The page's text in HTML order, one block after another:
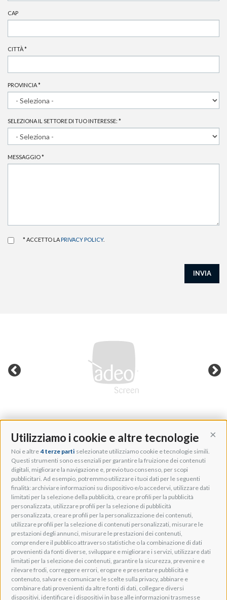
Utilizziamo i cookie e altre tecnologie
Noi e altre 4 terze parti selezionate utilizziamo cookie e tecnologie simili.
Questi strumenti sono essenziali per garantire la fruizione dei contenuti
digitali, migliorare la navigazione e, previo tuo consenso, per scopi
pubblicitari. Ad esempio, potremmo utilizzare i tuoi dati per le seguenti
finalità: archiviare informazioni su dispositivo e/o accedervi, utilizzare dati
limitati per la selezione della pubblicità, creare profili per la pubblicità
personalizzata, utilizzare profili per la selezione di pubblicità
personalizzata, creare profili per la personalizzazione dei contenuti,
utilizzare profili per la selezione di contenuti personalizzati, misurare le
prestazioni degli annunci, misurare le prestazioni dei contenuti,
comprendere il pubblico attraverso statistiche o la combinazione di dati
provenienti da fonti diverse, sviluppare e migliorare i servizi, utilizzare dati
limitati per la selezione dei contenuti, garantire la sicurezza, prevenire e
rilevare frodi, correggere errori, erogare e presentare pubblicità e
contenuto, salvare e comunicare le scelte sulla privacy, abbinare e
combinare dati provenienti da altre fonti di dati, collegare diversi
dispositivi, identificare i dispositivi in base alle informazioni trasmesse
CAP
CITTÀ*
PROVINCIA*
SELEZIONA IL SETTORE DI TUO INTERESSE: *
MESSAGGIO*
* ACCETTO LA PRIVACY POLICY.
INVIA
Adeo Group S.r.l.
Via della Zarga, 50
Lavis, 38015 TN, Italy
Tel: +39 0461 248211
P.IVA: IT01262500224
PEC: pec@pec.adeogroup.it
SDI: T04ZHR3
info@adeogroup.it
Adeo ProAV
Adeo HomeAV
Adeo Screen
Screen Research